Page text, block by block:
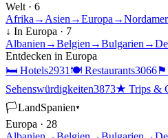
Welt · 6
Afrika → Asien →Europa →
↓ In Europa · 7
Albanien →Belgien →Bulgarien →
Entdecken in Europa
🛏 Hotels2931 🍽 Restaurants3066⚑
Sehenswürdigkeiten3873★ Trips &
🏳LandSpanien▾
Europa · 28